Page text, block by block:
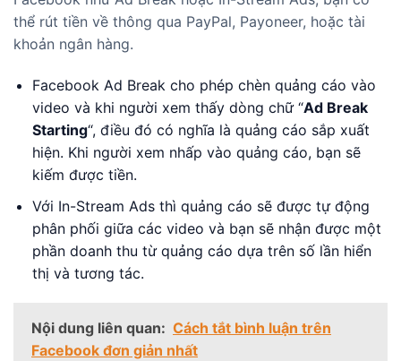
thể rút tiền về thông qua PayPal, Payoneer, hoặc tài
khoản ngân hàng.
Facebook Ad Break cho phép chèn quảng cáo vào
video và khi người xem thấy dòng chữ “Ad Break
Starting“, điều đó có nghĩa là quảng cáo sắp xuất
hiện. Khi người xem nhấp vào quảng cáo, bạn sẽ
kiếm được tiền.
Với In-Stream Ads thì quảng cáo sẽ được tự động
phân phối giữa các video và bạn sẽ nhận được một
phần doanh thu từ quảng cáo dựa trên số lần hiển
thị và tương tác.
Nội dung liên quan: Cách tắt bình luận trên
Facebook đơn giản nhất